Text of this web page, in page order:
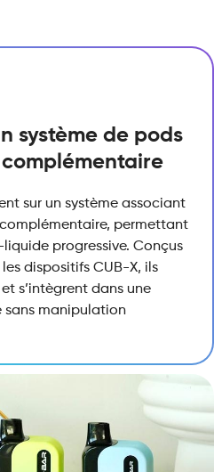
système de pods
sur un système associant
permettant
progressive. Conçus
dispositifs CUB-X, ils
s’intègrent dans une
manipulation